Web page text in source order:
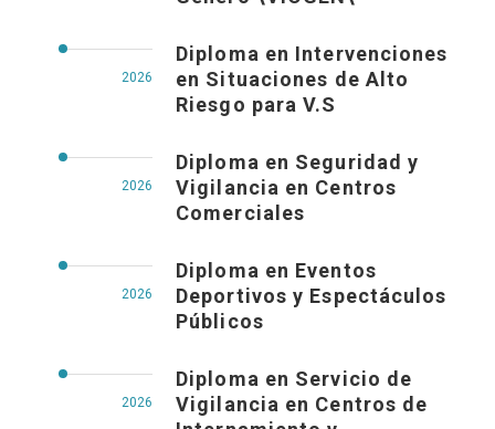
2026
Diploma en Intervenciones
en Situaciones de Alto
Riesgo para V.S
2026
Diploma en Seguridad y
Vigilancia en Centros
Comerciales
2026
Diploma en Eventos
Deportivos y Espectáculos
Públicos
2026
Diploma en Servicio de
Vigilancia en Centros de